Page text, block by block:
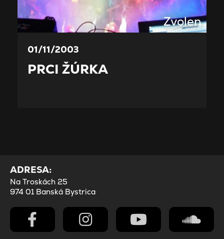
Zvolen
01/11/2003
PRCI ŽÚRKA
ADRESA:
Na Troskách 25
974 01 Banská Bystrica